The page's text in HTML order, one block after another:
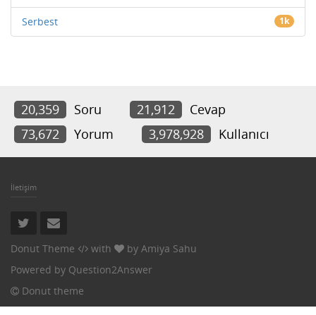
Serbest 1k
20,359 Soru 21,912
Cevap
73,672
Yorum 3,978,928 Kullanıcı
İletişim
Donut Theme with by Amiya Sahu
Powered by Question2Answer
Donut theme